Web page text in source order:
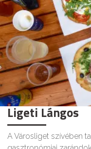
Ligeti Lángos
A Városliget szívében